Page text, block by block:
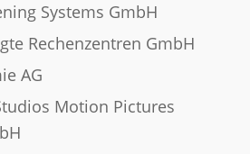
Systems GmbH
Rechenzentren GmbH
AG
Motion Pictures